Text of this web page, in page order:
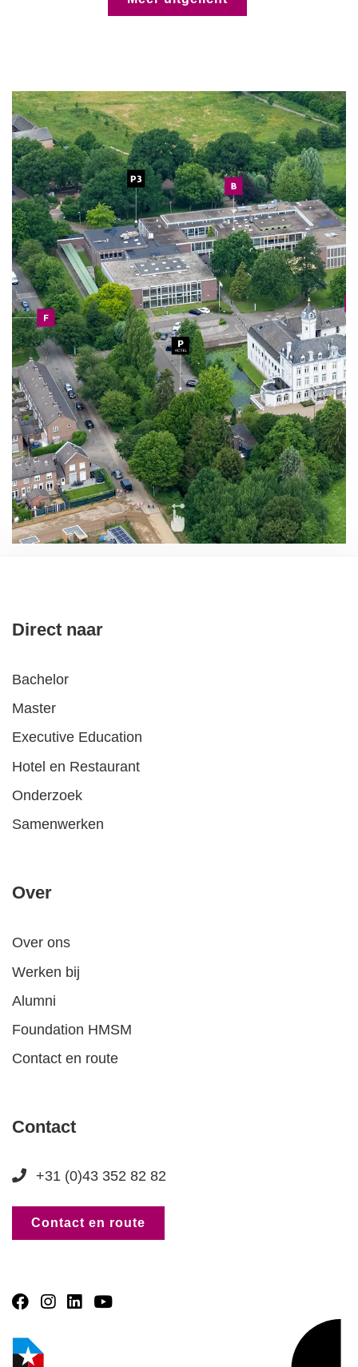
Direct naar
Bachelor
Master
Executive Education
Hotel en Restaurant
Onderzoek
Samenwerken
Over
Over ons
Werken bij
Alumni
Foundation HMSM
Contact en route
Contact
+31 (0)43 352 82 82
Contact en route